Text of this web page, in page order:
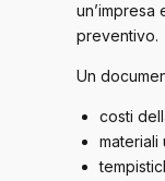
preventivo.
Un
costi
materiali